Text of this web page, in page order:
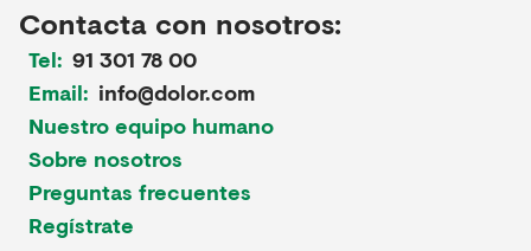
Contacta con nosotros:
Tel: 91 301 78 00
Email: info@dolor.com
Nuestro equipo humano
Sobre nosotros
Preguntas frecuentes
Regístrate